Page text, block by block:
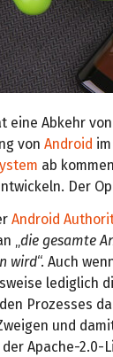
eine Abkehr
von Android
ab
Der
Android
„die gesamte
wird“. Auch
lediglich
Prozesses
und
Apache-2.0-